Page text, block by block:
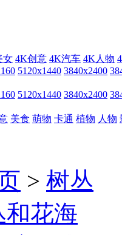
女 4K创意 4K汽车 4K人物
5120x1440 3840x2400
5120x1440 3840x2400
美食 萌物 卡通 植物 人物
> 树丛